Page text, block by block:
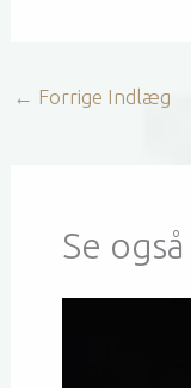
← Forrige Indlæg
Se også